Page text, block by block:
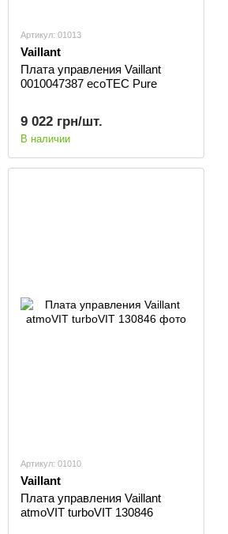
Артикул: 01013
Vaillant
Плата управления Vaillant
0010047387 ecoTEC Pure
9 022 грн/шт.
В наличии
Артикул: 01010
Vaillant
Плата управления Vaillant
atmoVIT turboVIT 130846